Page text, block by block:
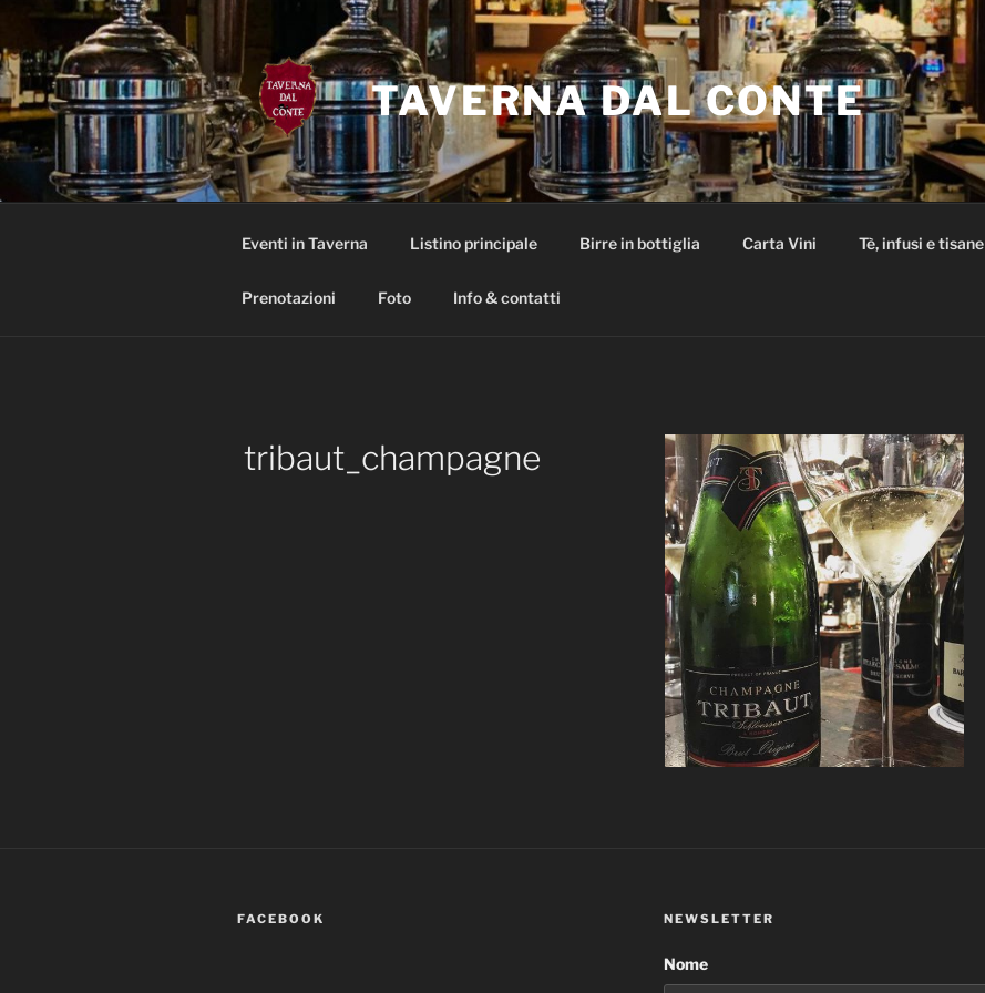
contenuto
TAVERNA DAL CONTE
Eventi in Taverna Listino principale Birre in bottiglia Carta Vini Tè, infusi e tisane
Prenotazioni Foto Info & contatti
tribaut_champagne
FACEBOOK NEWSLETTER
Nome